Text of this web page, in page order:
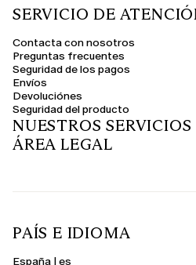
SERVICIO DE
Contacta con nosotros
Preguntas frecuentes
Seguridad de los pagos
Envíos
Devoluciónes
Seguridad del producto
NUESTROS SERVICIOS
ÁREA LEGAL
PAÍS E IDIOMA
España | es